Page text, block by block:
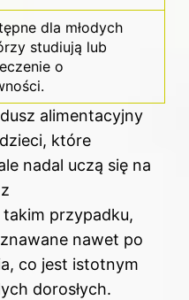
dla młodych
studiują lub
o
alimentacyjny
które
nadal uczą się na
takim przypadku,
nawet po
co jest istotnym
dorosłych.